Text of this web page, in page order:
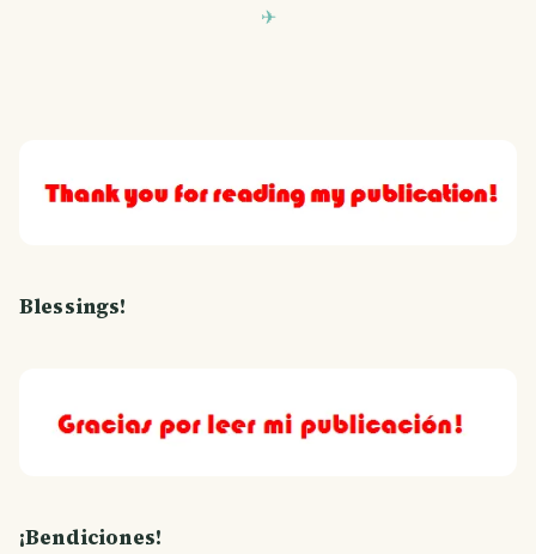
Blessings!
¡Bendiciones!